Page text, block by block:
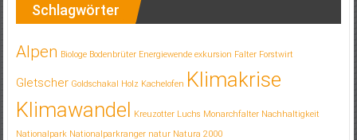
Schlagwörter
Alpen Biologe Bodenbrüter Energiewende exkursion Falter Forstwirt
Gletscher Goldschakal Holz Kachelofen Klimakrise
Klimawandel Kreuzotter Luchs Monarchfalter Nachhaltigkeit
Nationalpark Nationalparkranger natur Natura 2000